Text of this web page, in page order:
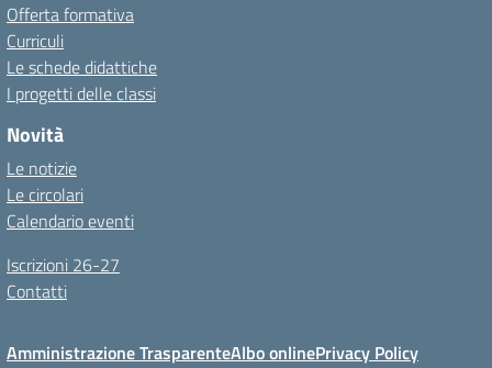
Offerta formativa
Curriculi
Le schede didattiche
I progetti delle classi
Novità
Le notizie
Le circolari
Calendario eventi
Iscrizioni 26-27
Contatti
Amministrazione TrasparenteAlbo onlinePrivacy Policy